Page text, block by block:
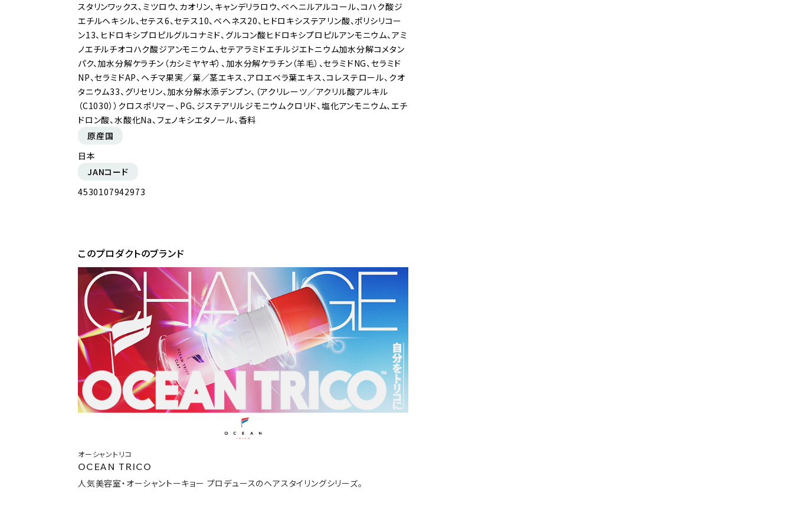
スタリンワックス、ミツロウ、カオリン、キャンデリラロウ、ベヘニルアルコール、コハク酸ジ
エチルヘキシル、セテス6、セテス10、ベヘネス20、ヒドロキシステアリン酸、ポリシリコー
ン13、ヒドロキシプロピルグルコナミド、グルコン酸ヒドロキシプロピルアンモニウム、アミ
ノエチルチオコハク酸ジアンモニウム、セテアラミドエチルジエトニウム加水分解コメタン
パク、加水分解ケラチン（カシミヤヤギ）、加水分解ケラチン（羊毛）、セラミドNG、セラミド
NP、セラミドAP、ヘチマ果実／葉／茎エキス、アロエベラ葉エキス、コレステロール、クオ
タニウム33、グリセリン、加水分解水添デンプン、（アクリレーツ／アクリル酸アルキル
（C1030））クロスポリマー、PG、ジステアリルジモニウムクロリド、塩化アンモニウム、エチ
ドロン酸、水酸化Na、フェノキシエタノール、香料
原産国
日本
JANコード
4530107942973
このプロダクトのブランド
オーシャントリコ
OCEAN TRICO
人気美容室・オーシャントーキョー プロデュースのヘアスタイリングシリーズ。